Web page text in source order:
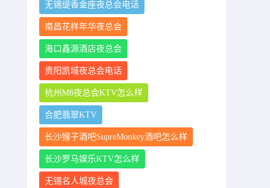
无锡缇香金座夜总会电话
南昌花样年华夜总会
海口鑫源酒店夜总会
贵阳凯域夜总会电话
杭州M8夜总会KTV怎么样
合肥翡翠KTV
长沙猴子酒吧SupreMonkey酒吧怎么样
长沙罗马娱乐KTV怎么样
无锡名人城夜总会